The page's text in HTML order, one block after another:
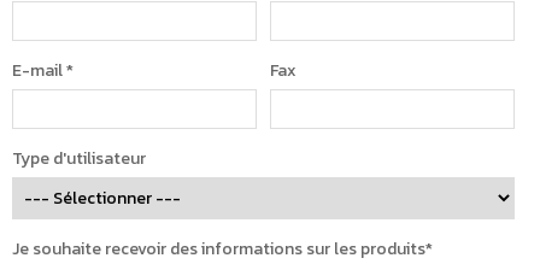
E-mail* Fax
Type d'utilisateur
Je souhaite recevoir des informations sur les produits*